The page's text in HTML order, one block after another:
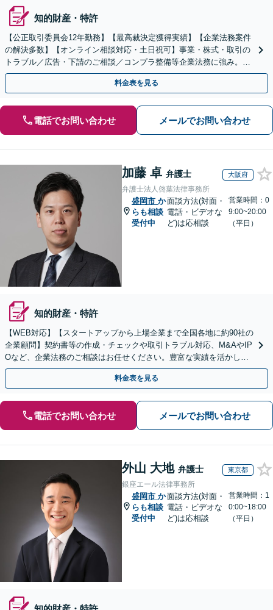
知的財産・特許
【公正取引委員会12年勤務】【最高裁決定獲得実績】【企業法務案件
の解決多数】【オンライン相談対応・土日祝可】事業・株式・取引の
トラブル／広告・下請のご相談／コンプラ整備等企業法務に強み。株
式の相続／誹謗中傷対策／不動産問題まで幅広く対応！
料金表を見る
電話でお問い合わせ メールでお問い合わせ
加藤 卓 弁護士 大阪府
弁護士法人啓葉法律事務所
盛岡市 か
らも相談
受付中
面談方法(対面・
電話・ビデオな
ど)は応相談
営業時間：0
9:00~20:00
（平日）
知的財産・特許
【WEB対応】【スタートアップから上場企業まで全国各地に約90社の
企業顧問】契約書等の作成・チェックや取引トラブル対応、M&AやIP
Oなど、企業法務のご相談はお任せください。豊富な実績を活かし的
確に対応を進めてまいります。
料金表を見る
電話でお問い合わせ メールでお問い合わせ
外山 大地 弁護士 東京都
銀座エール法律事務所
盛岡市 か
らも相談
受付中
面談方法(対面・
電話・ビデオな
ど)は応相談
営業時間：1
0:00~18:00
（平日）